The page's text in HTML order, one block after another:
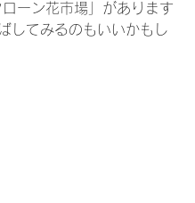
ローン花市場」があります
してみるのもいいかもし